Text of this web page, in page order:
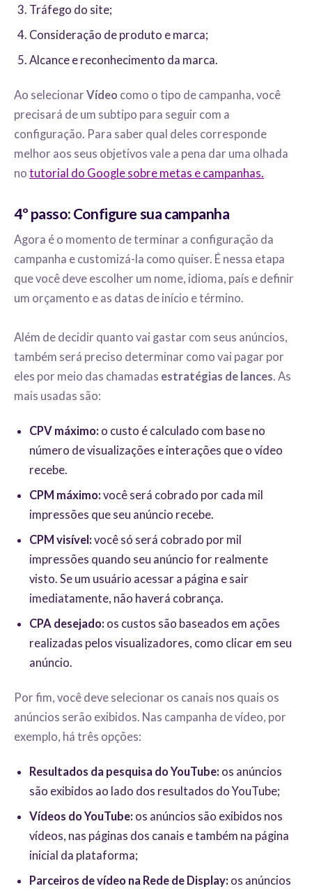
Tráfego do site;
Consideração de produto e marca;
Alcance e reconhecimento da marca.
Ao selecionar Vídeo como o tipo de campanha, você
precisará de um subtipo para seguir com a
configuração. Para saber qual deles corresponde
melhor aos seus objetivos vale a pena dar uma olhada
no tutorial do Google sobre metas e campanhas.
4º passo: Configure sua campanha
Agora é o momento de terminar a configuração da
campanha e customizá-la como quiser. É nessa etapa
que você deve escolher um nome, idioma, país e definir
um orçamento e as datas de início e término.
Além de decidir quanto vai gastar com seus anúncios,
também será preciso determinar como vai pagar por
eles por meio das chamadas estratégias de lances. As
mais usadas são:
CPV máximo: o custo é calculado com base no
número de visualizações e interações que o vídeo
recebe.
CPM máximo: você será cobrado por cada mil
impressões que seu anúncio recebe.
CPM visível: você só será cobrado por mil
impressões quando seu anúncio for realmente
visto. Se um usuário acessar a página e sair
imediatamente, não haverá cobrança.
CPA desejado: os custos são baseados em ações
realizadas pelos visualizadores, como clicar em seu
anúncio.
Por fim, você deve selecionar os canais nos quais os
anúncios serão exibidos. Nas campanha de vídeo, por
exemplo, há três opções:
Resultados da pesquisa do YouTube: os anúncios
são exibidos ao lado dos resultados do YouTube;
Vídeos do YouTube: os anúncios são exibidos nos
vídeos, nas páginas dos canais e também na página
inicial da plataforma;
Parceiros de vídeo na Rede de Display: os anúncios